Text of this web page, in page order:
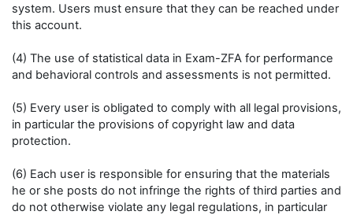
system. Users must ensure that they can be reached under
this account.
(4) The use of statistical data in Exam-ZFA for performance
and behavioral controls and assessments is not permitted.
(5) Every user is obligated to comply with all legal provisions,
in particular the provisions of copyright law and data
protection.
(6) Each user is responsible for ensuring that the materials
he or she posts do not infringe the rights of third parties and
do not otherwise violate any legal regulations, in particular